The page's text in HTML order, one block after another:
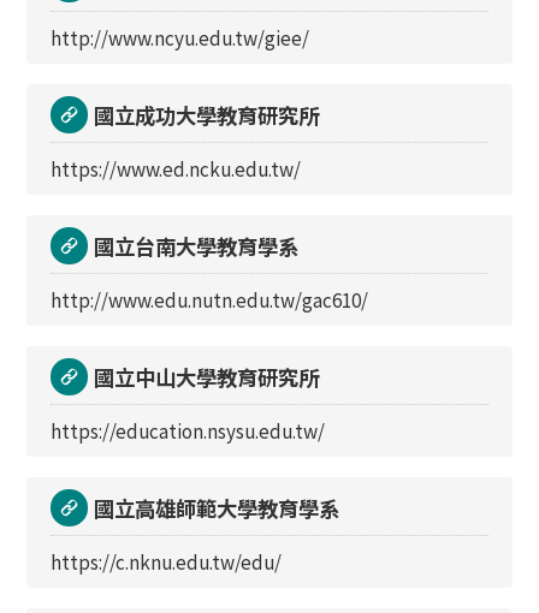
http://www.ncyu.edu.tw/giee/
國立成功大學教育研究所
https://www.ed.ncku.edu.tw/
國立台南大學教育學系
http://www.edu.nutn.edu.tw/gac610/
國立中山大學教育研究所
https://education.nsysu.edu.tw/
國立高雄師範大學教育學系
https://c.nknu.edu.tw/edu/